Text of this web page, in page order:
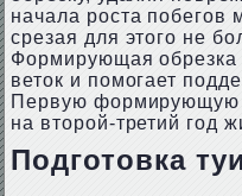
начала роста побегов
срезая для этого не
Формирующая обрезка
веток и помогает
Первую формирующую
на второй-третий год
Подготовка